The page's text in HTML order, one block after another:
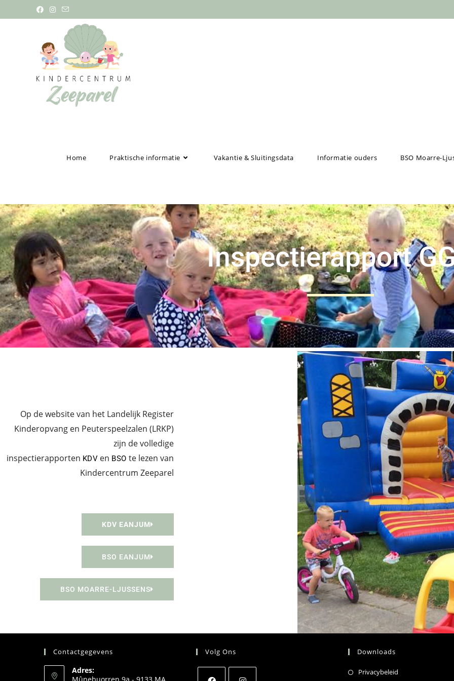
Home Praktische informatie Vakantie & Sluitingsdata Informatie ouders BSO Moarre-
Inspectierapport
Op de website van het Landelijk Register
Kinderopvang en Peuterspeelzalen (LRKP)
zijn de volledige
inspectierapporten KDV en BSO te lezen van
Kindercentrum Zeeparel
KDV EANJUM
BSO EANJUM
BSO MOARRE-LJUSSENS
Contactgegevens
Adres:
Volg Ons Downloads
Privacybeleid